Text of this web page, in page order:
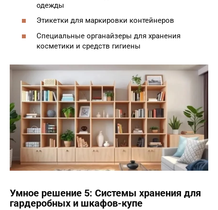
одежды
Этикетки для маркировки контейнеров
Специальные органайзеры для хранения
косметики и средств гигиены
Умное решение 5: Системы хранения для
гардеробных и шкафов-купе